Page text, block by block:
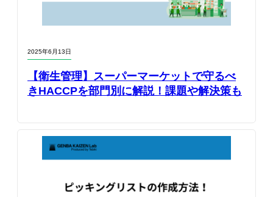
2025年6月13日
【衛生管理】スーパーマーケットで守るべ
きHACCPを部門別に解説！課題や解決策も